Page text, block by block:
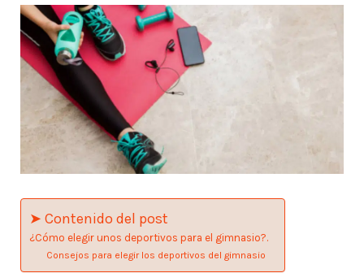
➤ Contenido del post
¿Cómo elegir unos deportivos para el gimnasio?.
Consejos para elegir los deportivos del gimnasio